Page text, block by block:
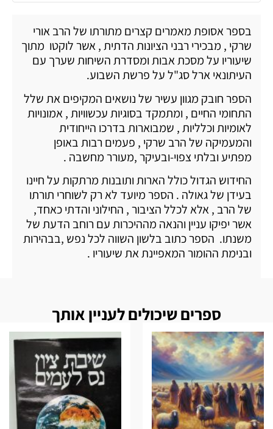
בספר אסופת מאמרים קצרים מתורתו של הרב אורי
שרקי , מבכירי רבני הציונות הדתית , אשר לוקטו מתוך
שיעוריו על מסכת אבות ומסדרת השיחות שערך עם
העיתונאי ארל סג"ל על פרשת השבוע.
הספר חובק מגוון עשיר של נושאים המקיפים את שלל
התחומי החיים , ומתמקד בסוגיות עכשוויות , אמונויות
לאומיות וכלליות , שמבוארות בדרכו הייחודית
והמעמיקה של הרב שרקי , פעמים רבות באופן
מפתיע ובלתי צפוי-ובעיקר ,מעורר מחשבה .
החידוש הגדול כולל הארות ותובנות מרתקות על חיינו
בעידן של גאולה . הספר מיועד לא רק לשוחרי תורתו
של הרב , אלא לכלל הציבור , החילוני והדתי כאחד,
אשר יפיקו עניין והנאה מההיכרות עם רוחב הדעת של
משנתו. הספר כתוב בלשון השווה לכל נפש ,בבהירות
ובנימת ההומור המאפיינת את שיעוריו .
ספרים שיכולים לעניין אותך